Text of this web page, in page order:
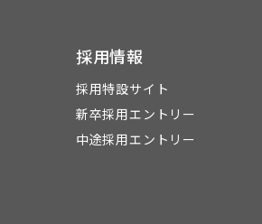
採用情報
採用特設サイト
新卒採用エントリー
中途採用エントリー